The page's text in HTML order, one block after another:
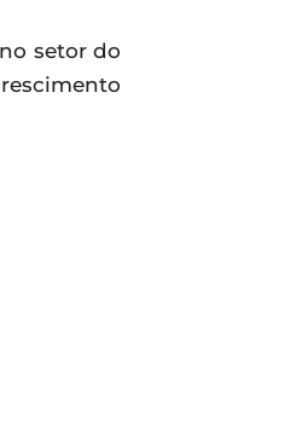
setor do